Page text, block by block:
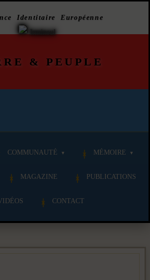
Identitaire Européenne
& PEUPLE
COMMUNAUTÉ MÉMOIRE
MAGAZINE PUBLICATIONS
CONTACT